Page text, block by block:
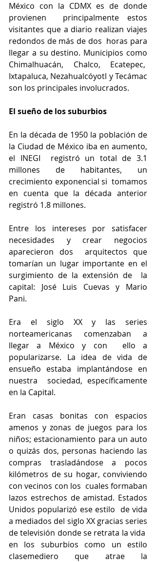
México con la CDMX es de donde
provienen  principalmente estos
visitantes que a diario realizan viajes
redondos de más de dos  horas para
llegar a su destino. Municipios como
Chimalhuacán, Chalco, Ecatepec,
Ixtapaluca, Nezahualcóyotl y Tecámac
son los principales involucrados.
El sueño de los suburbios
En la década de 1950 la población de
la Ciudad de México iba en aumento,
el INEGI  registró un total de 3.1
millones de habitantes, un
crecimiento exponencial si  tomamos
en cuenta que la década anterior
registró 1.8 millones.
Entre los intereses por satisfacer
necesidades y crear negocios
aparecieron dos  arquitectos que
tomarían un lugar importante en el
surgimiento de la extensión de  la
capital: José Luis Cuevas y Mario
Pani.
Era el siglo XX y las series
norteamericanas comenzaban a
llegar a México y con  ello a
popularizarse. La idea de vida de
ensueño estaba implantándose en
nuestra  sociedad, específicamente
en la Capital.
Eran casas bonitas con espacios
amenos y zonas de juegos para los
niños; estacionamiento para un auto
o quizás dos, personas haciendo las
compras trasladándose a pocos
kilómetros de su hogar, conviviendo
con vecinos con los  cuales formaban
lazos estrechos de amistad. Estados
Unidos popularizó ese estilo  de vida
a mediados del siglo XX gracias series
de televisión donde se retrata la vida
en los suburbios como un estilo
clasemediero que atrae la